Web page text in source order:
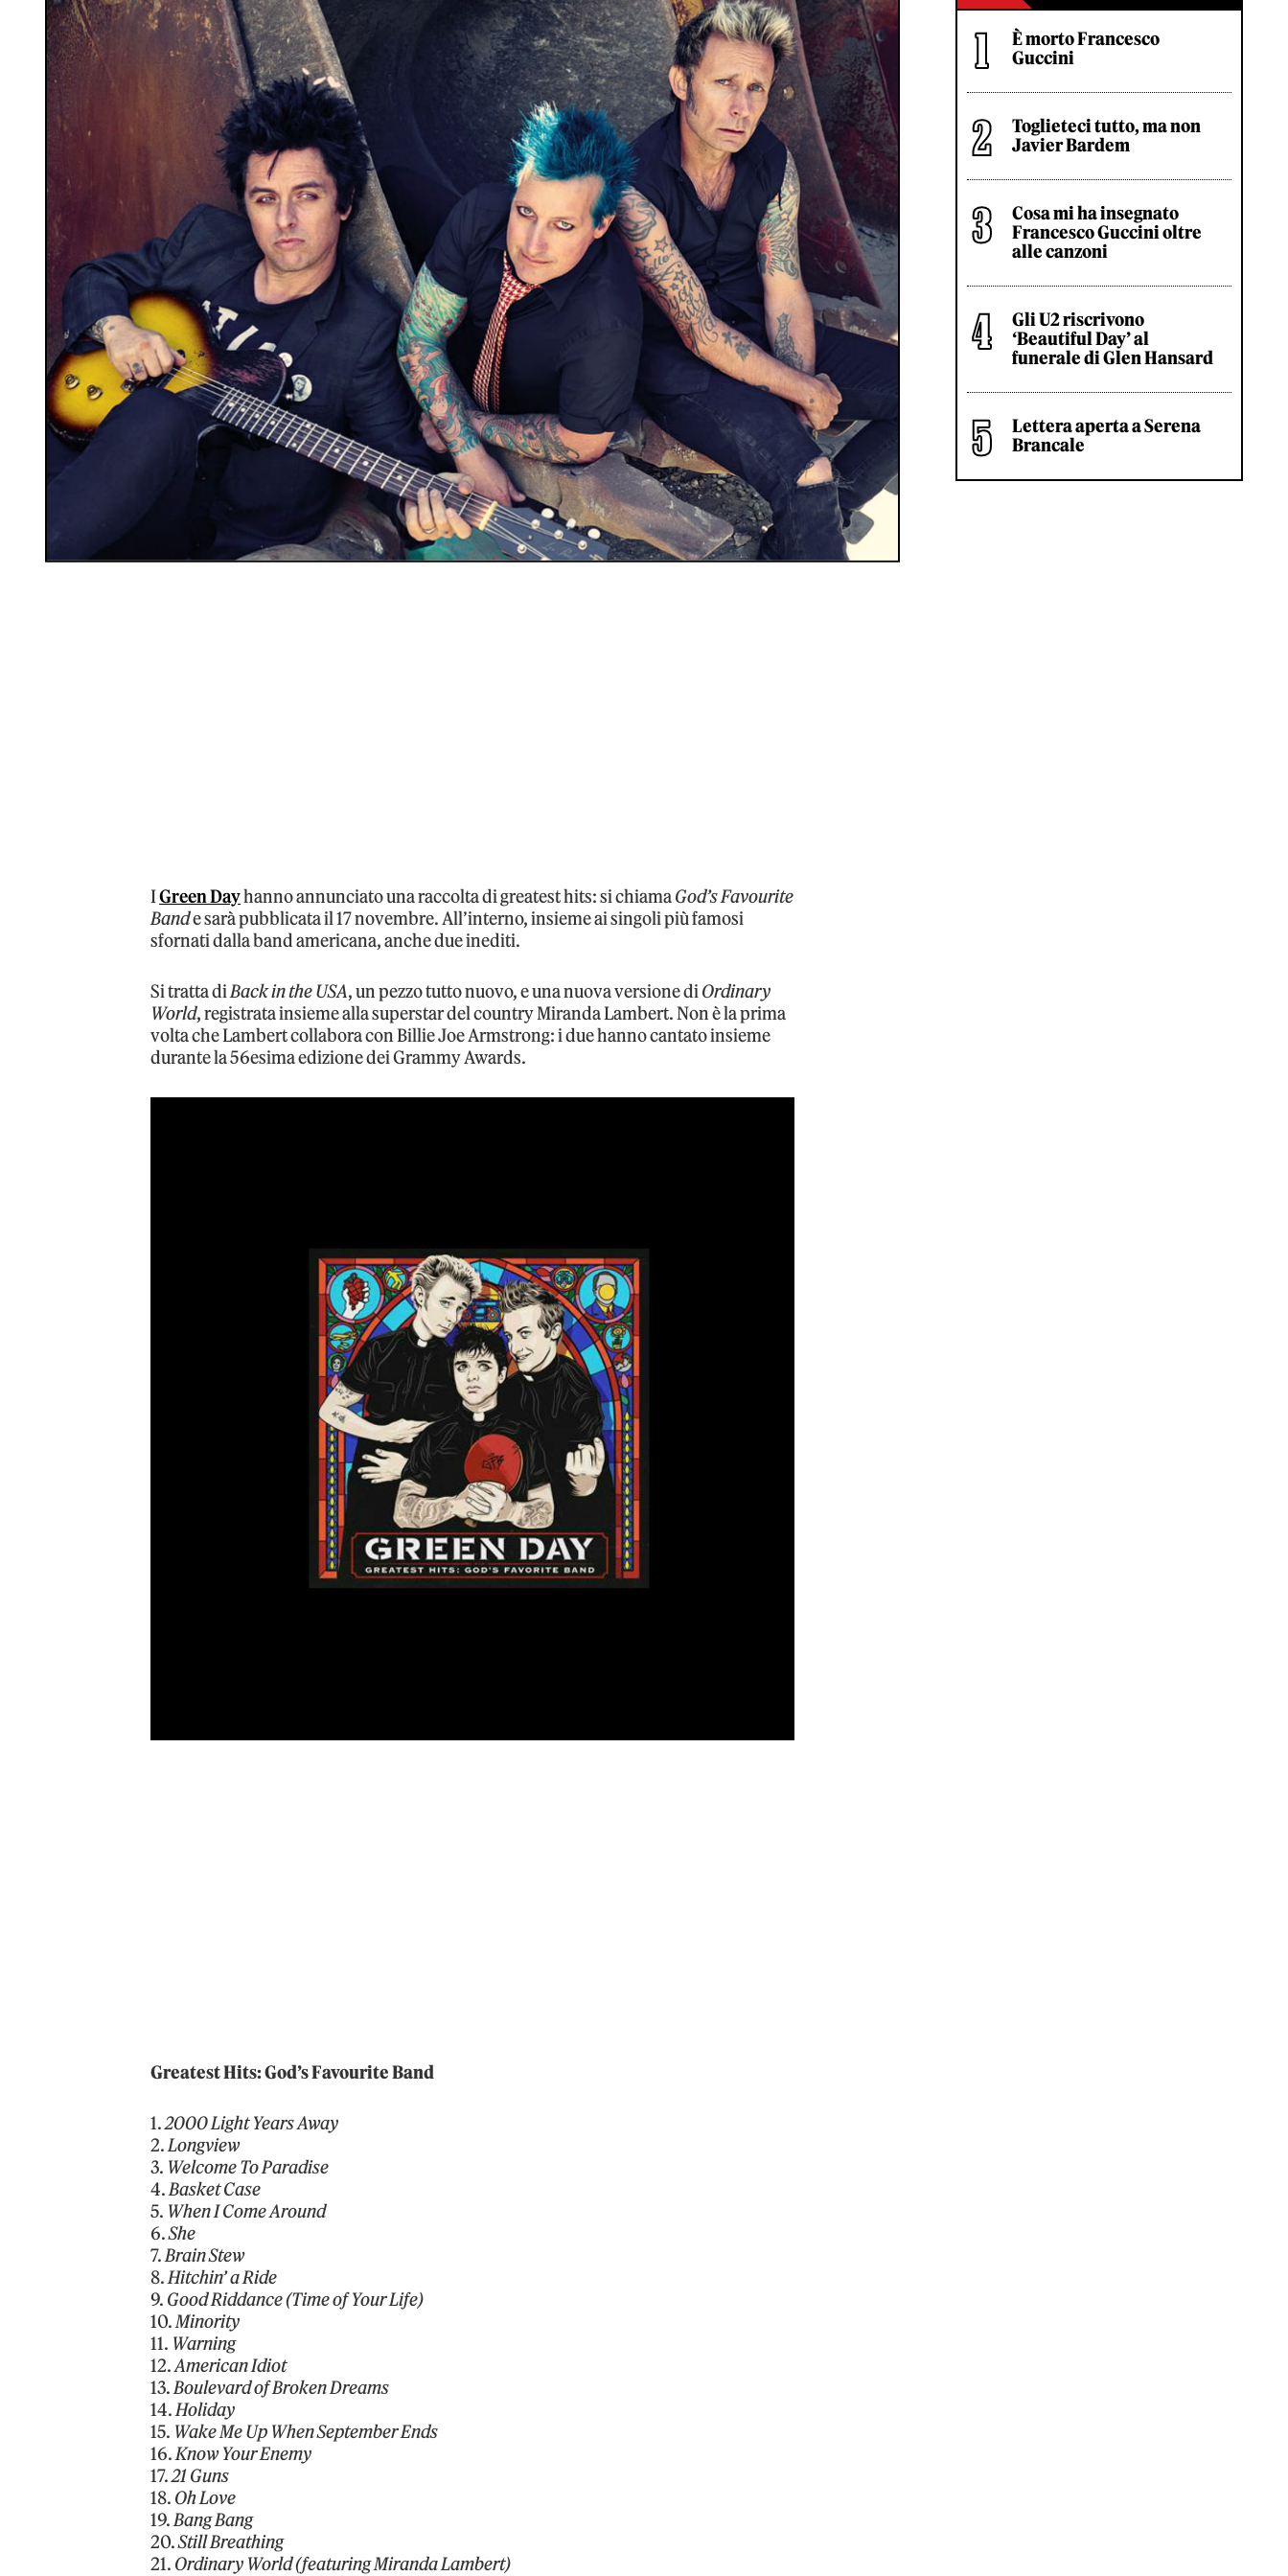
IGreen Dayhanno annunciato una raccolta di greatest hits: si chiamaGod’s Favourite
Bande sarà pubblicata il 17 novembre. All’interno, insieme ai singoli più famosi
sfornati dalla band americana, anche due inediti.
Si tratta diBack in the USA, un pezzo tutto nuovo, e una nuova versione diOrdinary
World, registrata insieme alla superstar del country Miranda Lambert. Non è la prima
volta che Lambert collabora con Billie Joe Armstrong: i due hanno cantato insieme
durante la 56esima edizione dei Grammy Awards.
Greatest Hits: God’s Favourite Band
1.2000 Light Years Away
2.Longview
3. Welcome To Paradise
4.Basket Case
5. When I Come Around
6.She
7.Brain Stew
8.Hitchin’ a Ride
9. Good Riddance (Time of Your Life)
10.Minority
11. Warning
12.American Idiot
13.Boulevard of Broken Dreams
14.Holiday
15. Wake Me Up When September Ends
16.Know Your Enemy
17.21 Guns
18. Oh Love
19.Bang Bang
20.Still Breathing
21. Ordinary World (featuring Miranda Lambert)
È morto Francesco
Guccini
Toglieteci tutto, ma non
Javier Bardem
Cosa mi ha insegnato
Francesco Guccini oltre
alle canzoni
Gli U2 riscrivono
‘Beautiful Day’ al
funerale di Glen Hansard
Lettera aperta a Serena
Brancale